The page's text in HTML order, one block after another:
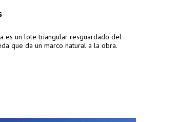
es un lote triangular resguardado del
que da un marco natural a la obra.